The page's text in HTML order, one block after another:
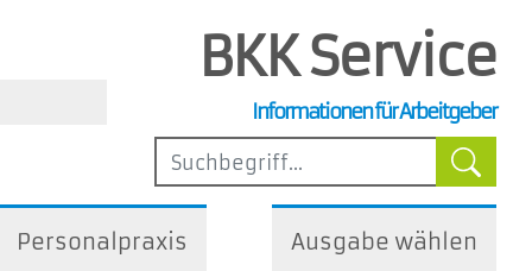
BKK Service
Informationen für Arbeitgeber
Steuer- und Arbeitsrecht
Personalpraxis Ausgabe wählen